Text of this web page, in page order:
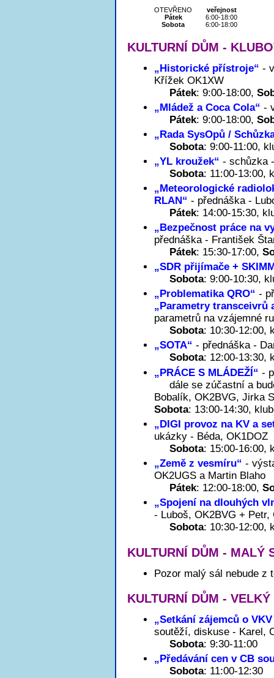
OTEVŘENO
veřejnost
Pátek
6:00-18:00
Sobota
6:00-18:00
KULTURNÍ DŮM -
„Historické přístroje“ -
Křížek OK1XW
Pátek: 9:00-18:00,
„Mládež a Coca Cola“ -
Pátek: 9:00-18:00,
„Rada SysOpů /
Sobota: 9:00-11:00,
„YL kroužek“ - schůzka
Sobota: 11:00-13:00,
„Meteorologické
RLAN“ - přednáška -
Pátek: 14:00-15:30,
„Bezpečnost práce na
přednáška - František
Pátek: 15:30-17:00,
„SDR přijímače +
Sobota: 9:00-10:30,
„Problematika QRO“ -
„Parametry transceivrů
parametrů na vzájemné
Sobota: 10:30-12:00,
„SOTA“ - přednáška -
Sobota: 12:00-13:30,
„PRÁCE S MLÁDEŽÍ“ -
dále se zúčastní a
Bobalík, OK2BVG, Jirka
Sobota: 13:00-14:30,
„DIGI provoz na KV a
ukázky - Béda, OK1DOZ
Sobota: 15:00-16:00,
„Země z vesmíru“ -
OK2UGS a Martin Blaho
Pátek: 12:00-18:00,
„Spojení na dlouhých
- Luboš, OK2BVG +
Sobota: 10:30-12:00,
KULTURNÍ DŮM - MALÝ
Pozor malý sál nebude z
KULTURNÍ DŮM - VELKÝ
„Setkání zájemců o
soutěží, diskuse - Karel,
Sobota: 9:30-11:00
„Předávání cen v CB
Sobota: 11:00-12:30